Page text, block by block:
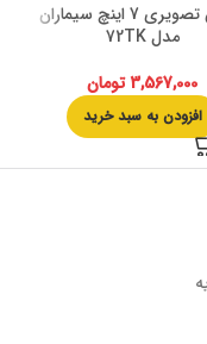
آیفون تصویری 7 اینچ سیماران
مدل 72TK
3,567,000تومان
افزودن به سبد خرید